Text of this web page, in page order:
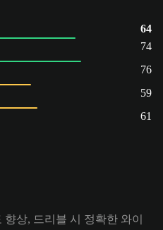
64
74
76
59
61
상, 드리블 시 정확한 와이